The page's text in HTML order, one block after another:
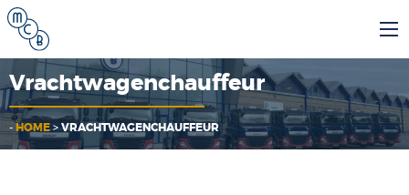
Vrachtwagenchauffeur
-HOME> VRACHTWAGENCHAUFFEUR